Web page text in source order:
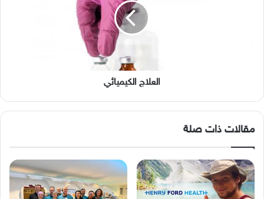
العلاج الكيميائي
مقالات ذات صلة